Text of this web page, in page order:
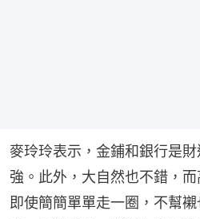
麥玲玲表示，金鋪和銀行是
強。此外，大自然也不錯，
即使簡簡單單走一圈，不幫